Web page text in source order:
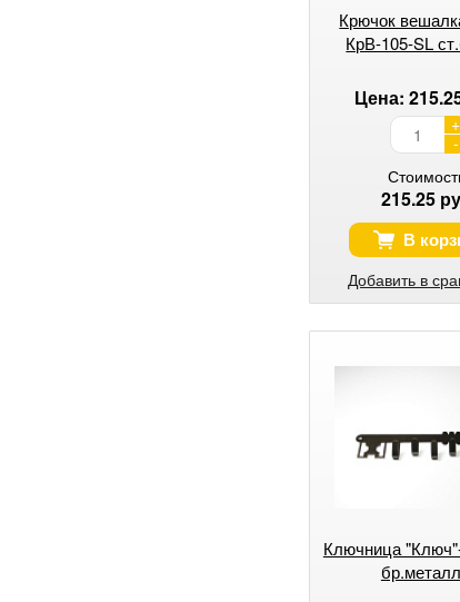
Крючок
КрВ-105-SL
Цена:
+
-
215.25
В
Добавить в
Ключница